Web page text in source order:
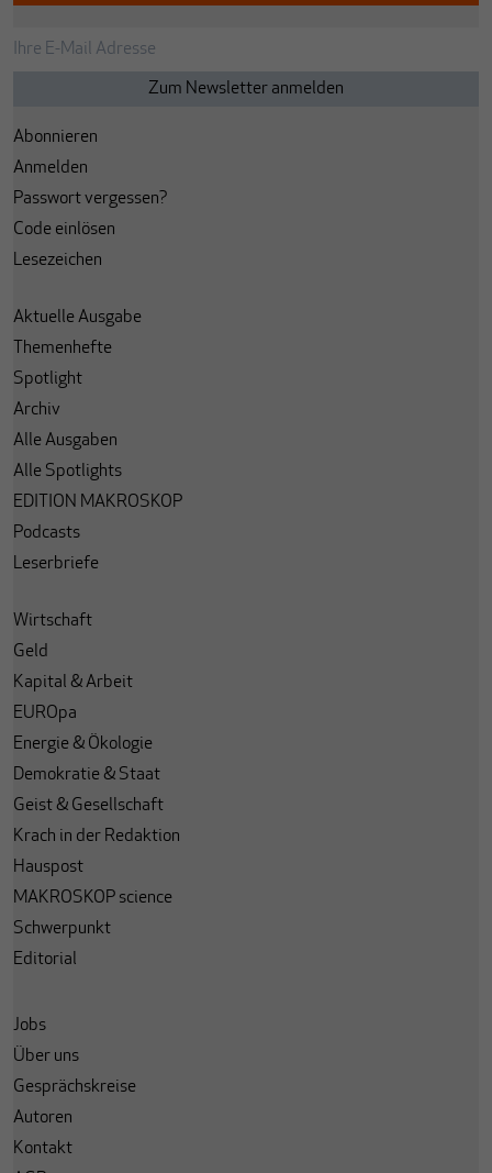
Abonnieren
Anmelden
Passwort vergessen?
Code einlösen
Lesezeichen
Aktuelle Ausgabe
Themenhefte
Spotlight
Archiv
Alle Ausgaben
Alle Spotlights
EDITION MAKROSKOP
Podcasts
Leserbriefe
Wirtschaft
Geld
Kapital & Arbeit
EUROpa
Energie & Ökologie
Demokratie & Staat
Geist & Gesellschaft
Krach in der Redaktion
Hauspost
MAKROSKOP science
Schwerpunkt
Editorial
Jobs
Über uns
Gesprächskreise
Autoren
Kontakt